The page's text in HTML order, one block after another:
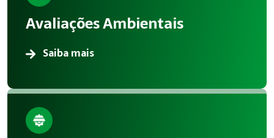
Avaliações Ambientais
Saiba mais